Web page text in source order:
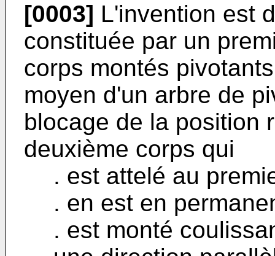
[0003] L'invention est
constituée par un
corps montés
moyen d'un arbre de
blocage de la position
deuxième corps qui
. est attelé au
. en est en
. est monté